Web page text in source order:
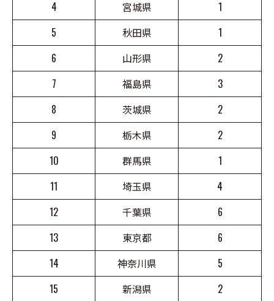
4 宮城県
1
5
秋田県
1
6
山形県
2
7
福島県
3
8
茨城県
2
9
栃木県
2
10
群馬県
1
11
埼玉県
4
12
千葉県
6
13
東京都
6
14
神奈川県
5
15
新潟県
2